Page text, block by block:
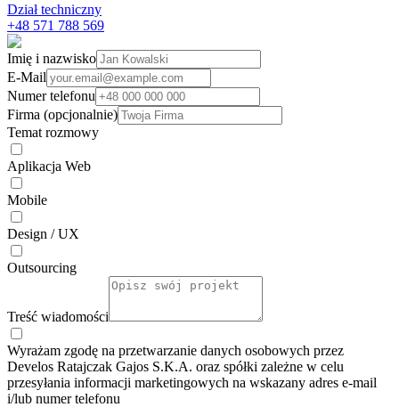
Dział techniczny
+48 571 788 569
Imię i nazwisko
E-Mail
Numer telefonu
Firma (opcjonalnie)
Temat rozmowy
Aplikacja Web
Mobile
Design / UX
Outsourcing
Treść wiadomości
Wyrażam zgodę na przetwarzanie danych osobowych przez
Develos Ratajczak Gajos S.K.A. oraz spółki zależne w celu
przesyłania informacji marketingowych na wskazany adres e-⁠mail
i/lub numer telefonu